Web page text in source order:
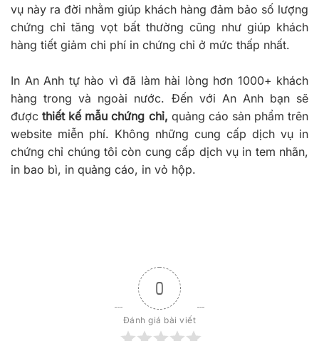
vụ này ra đời nhằm giúp khách hàng đảm bảo số lượng
chứng chỉ tăng vọt bất thường cũng như giúp khách
hàng tiết giảm chi phí in chứng chỉ ở mức thấp nhất.
In An Anh tự hào vì đã làm hài lòng hơn 1000+ khách
hàng trong và ngoài nước. Đến với An Anh bạn sẽ
được thiết kế mẫu chứng chỉ, quảng cáo sản phẩm trên
website miễn phí. Không những cung cấp dịch vụ in
chứng chỉ chúng tôi còn cung cấp dịch vụ in tem nhãn,
in bao bì, in quảng cáo, in vỏ hộp.
0
Đánh giá bài viết